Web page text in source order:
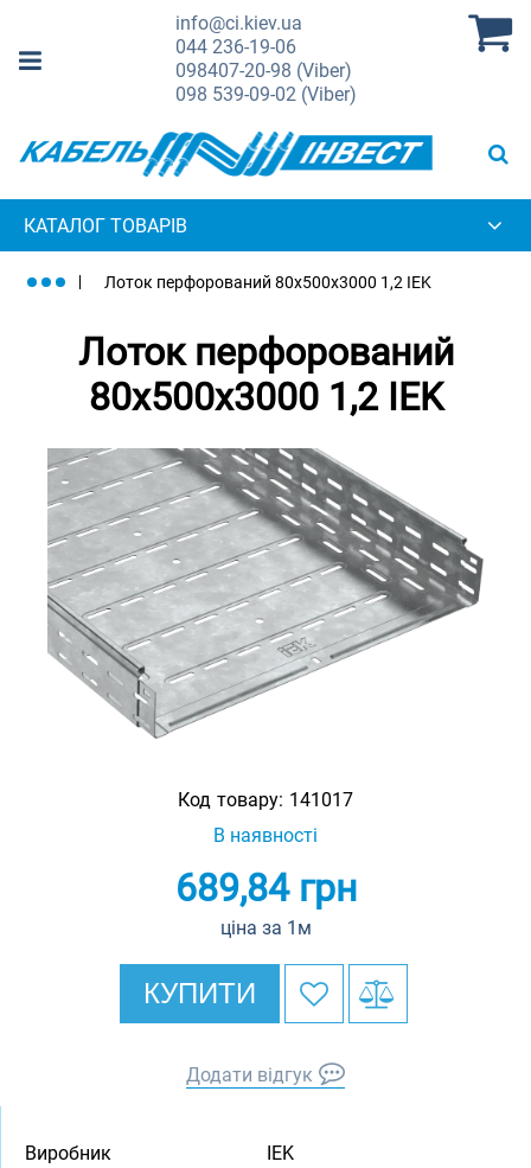
info@ci.kiev.ua
044236-19-06
098407-20-98 (Viber)
098 539-09-02 (Viber)
КАТАЛОГ ТОВАРІВ
Лоток перфорований 80х500х3000 1,2 IEK
Лоток перфорований
80х500х3000 1,2 IEK
Код товару: 141017
В наявності
689,84грн
ціна за 1м
КУПИТИ
Додати відгук
Виробник
IEK